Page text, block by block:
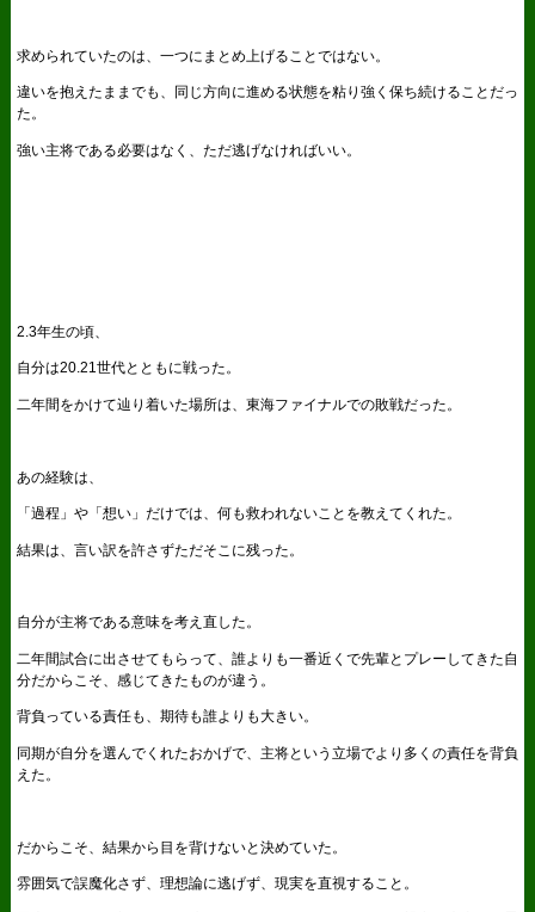
求められていたのは、一つにまとめ上げることではない。
違いを抱えたままでも、同じ方向に進める状態を粘り強く保ち続けることだっ
た。
強い主将である必要はなく、ただ逃げなければいい。
2.3年生の頃、
自分は20.21世代とともに戦った。
二年間をかけて辿り着いた場所は、東海ファイナルでの敗戦だった。
あの経験は、
「過程」や「想い」だけでは、何も救われないことを教えてくれた。
結果は、言い訳を許さずただそこに残った。
自分が主将である意味を考え直した。
二年間試合に出させてもらって、誰よりも一番近くで先輩とプレーしてきた自
分だからこそ、感じてきたものが違う。
背負っている責任も、期待も誰よりも大きい。
同期が自分を選んでくれたおかげで、主将という立場でより多くの責任を背負
えた。
だからこそ、結果から目を背けないと決めていた。
雰囲気で誤魔化さず、理想論に逃げず、現実を直視すること。